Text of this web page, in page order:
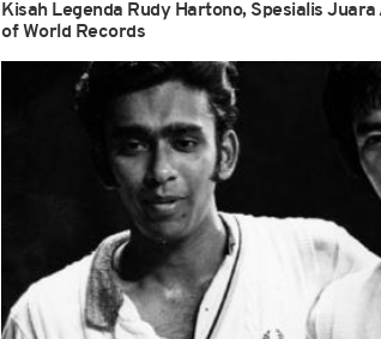
Kisah Legenda Rudy Hartono, Spesialis
of World Records